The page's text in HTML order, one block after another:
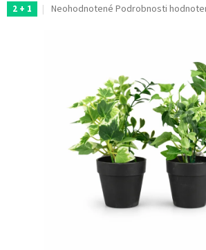
2 + 1
Priemerné
hviezdičiek.
Neohodnotené Podrobnosti